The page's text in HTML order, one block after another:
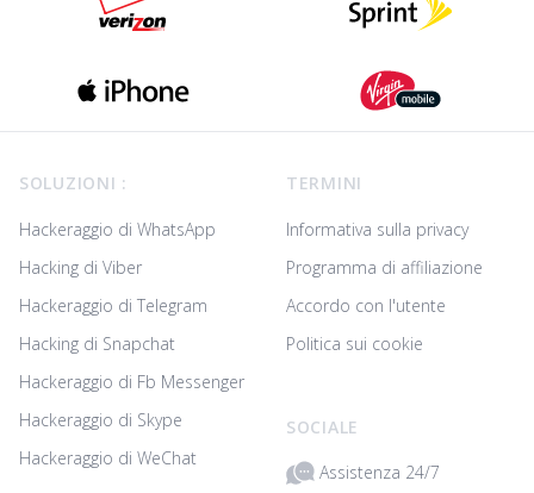
SOLUZIONI :
Hackeraggio di WhatsApp
Hacking di Viber
Hackeraggio di Telegram
Hacking di Snapchat
Hackeraggio di Fb Messenger
Hackeraggio di Skype
Hackeraggio di WeChat
TERMINI
Informativa sulla privacy
Programma di affiliazione
Accordo con l'utente
Politica sui cookie
SOCIALE
Assistenza 24/7